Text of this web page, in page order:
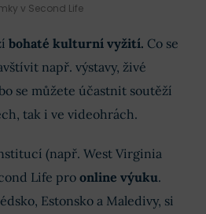
v Second Life
bohaté kulturní vyžití. Co se
např. výstavy, živé
se můžete účastnit soutěží
tak i ve videohrách.
(např. West Virginia
Life pro online výuku.
Estonsko a Maledivy, si